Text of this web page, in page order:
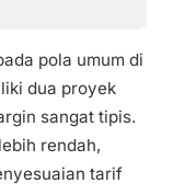
pola umum di
dua proyek
sangat tipis.
rendah,
tarif